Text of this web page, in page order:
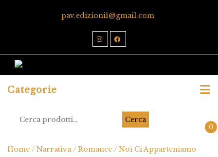
pav.edizioni1@gmail.com
Categorie
Cerca
0
Home / Narrativa/ Romance / Noi Ci Apparteniamo